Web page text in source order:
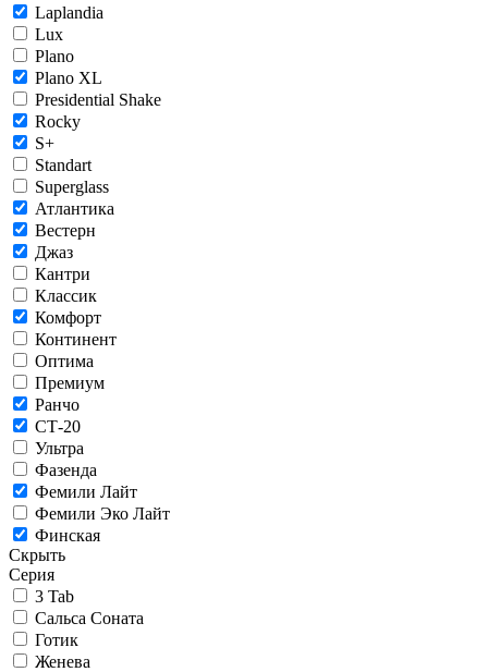
Laplandia
Lux
Plano
Plano XL
Presidential Shake
Rocky
S+
Standart
Superglass
Атлантика
Вестерн
Джаз
Кантри
Классик
Комфорт
Континент
Оптима
Премиум
Ранчо
СТ-20
Ультра
Фазенда
Фемили Лайт
Фемили Эко Лайт
Финская
Скрыть
Серия
3 Tab
Сальса Соната
Готик
Женева